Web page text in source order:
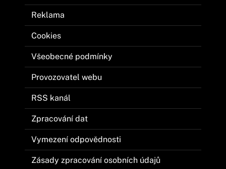
Reklama
Cookies
Všeobecné podmínky
Provozovatel webu
RSS kanál
Zpracování dat
Vymezení odpovědnosti
Zásady zpracování osobních údajů